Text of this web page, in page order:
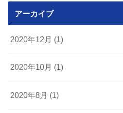
アーカイブ
2020年12月 (1)
2020年10月 (1)
2020年8月 (1)